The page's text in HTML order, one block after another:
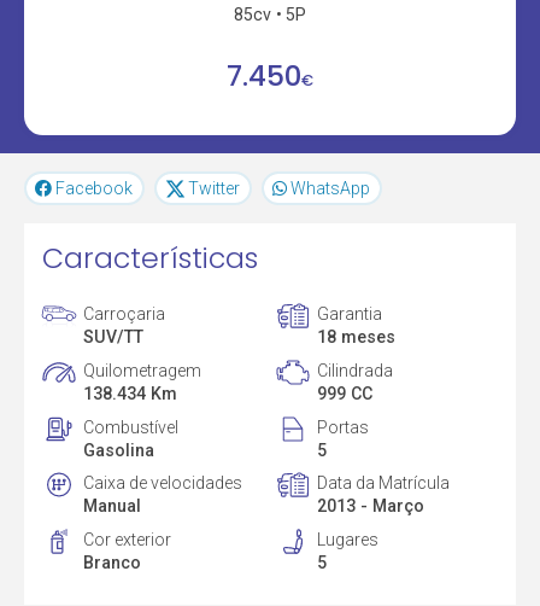
85cv
5P
7.450€
Facebook Twitter WhatsApp
Características
Carroçaria
SUV/TT
Garantia
18 meses
Quilometragem
138.434 Km
Cilindrada
999 CC
Combustível
Gasolina
Portas
5
Caixa de velocidades
Manual
Data da Matrícula
2013 - Março
Cor exterior
Branco
Lugares
5